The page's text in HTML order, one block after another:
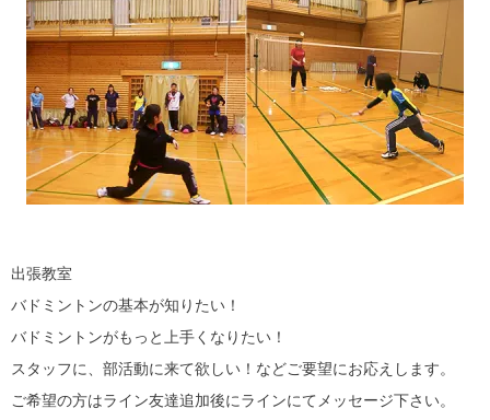
出張教室
バドミントンの基本が知りたい！
バドミントンがもっと上手くなりたい！
スタッフに、部活動に来て欲しい！などご要望にお応えします。
ご希望の方はライン友達追加後にラインにてメッセージ下さい。